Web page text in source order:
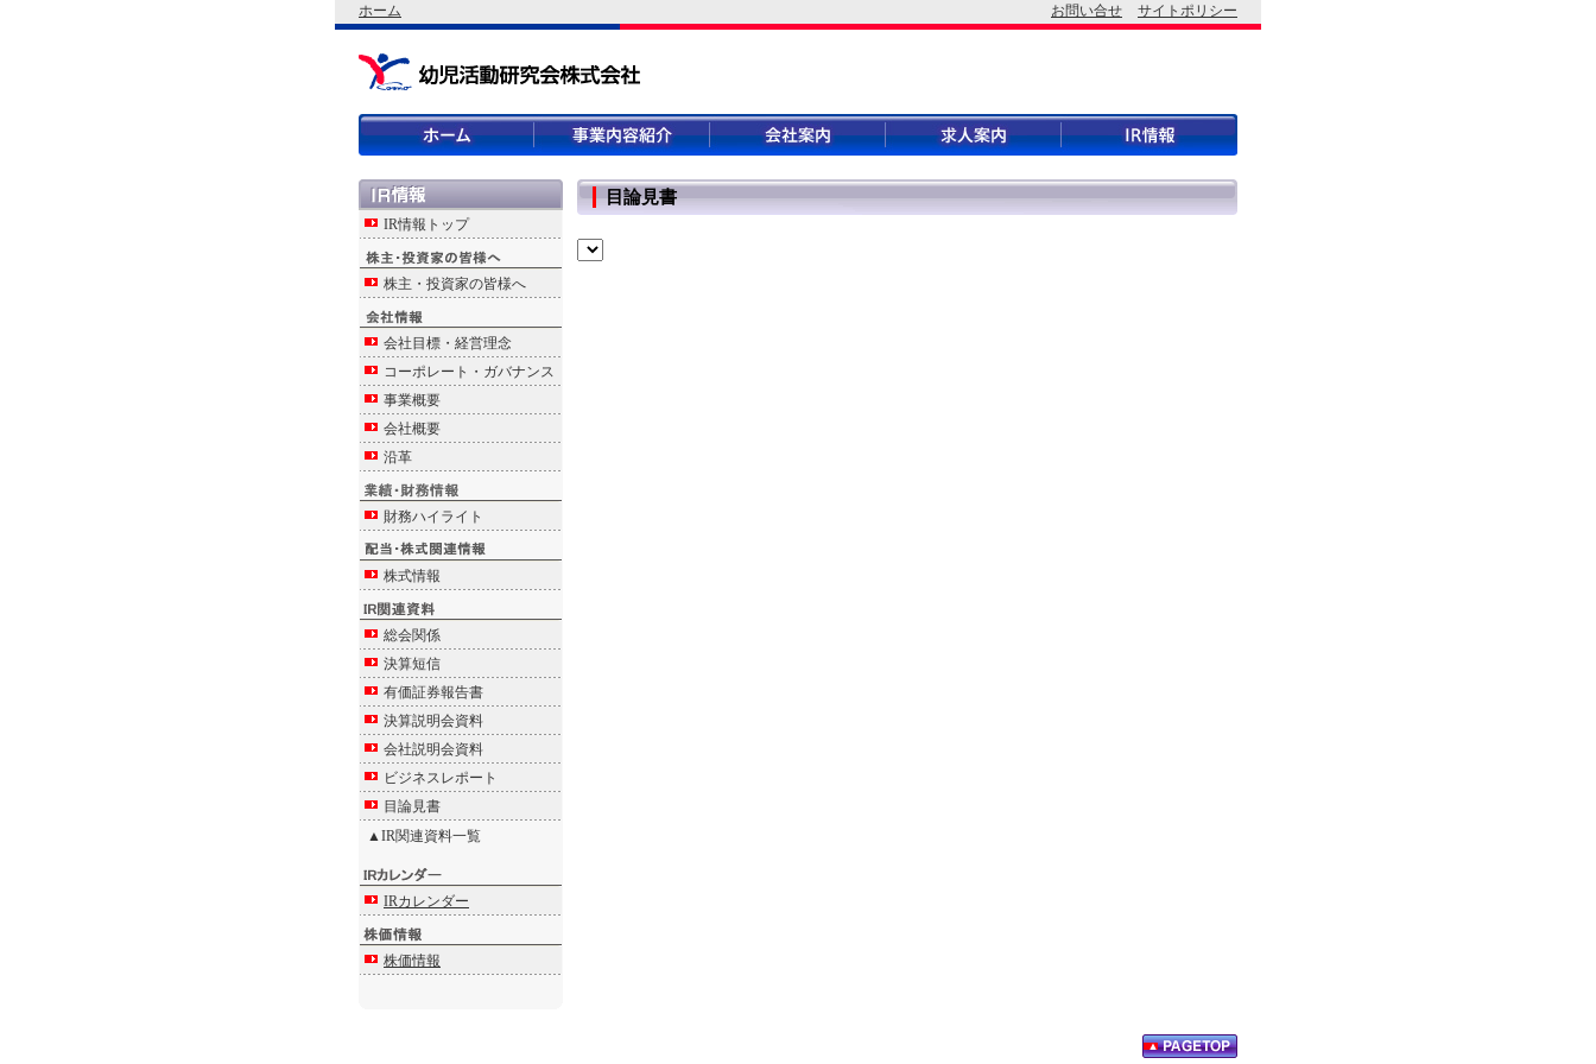
ホーム お問い合せ サイトポリシー
IR情報トップ
株主・投資家の皆様へ
会社目標・経営理念
コーポレート・ガバナンス
事業概要
会社概要
沿革
財務ハイライト
株式情報
総会関係
決算短信
有価証券報告書
決算説明会資料
会社説明会資料
ビジネスレポート
目論見書
▲IR関連資料一覧
IRカレンダー
株価情報
目論見書